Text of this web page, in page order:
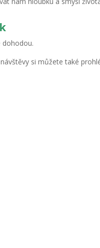
dohodou.
si můžete také